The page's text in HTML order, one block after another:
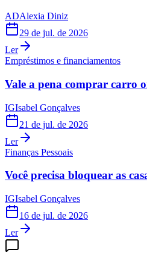
ADAlexia Diniz
29 de jul. de 2026
Ler
Empréstimos e financiamentos
Vale a pena comprar carro
IGIsabel Gonçalves
21 de jul. de 2026
Ler
Finanças Pessoais
Você precisa bloquear as
IGIsabel Gonçalves
16 de jul. de 2026
Ler